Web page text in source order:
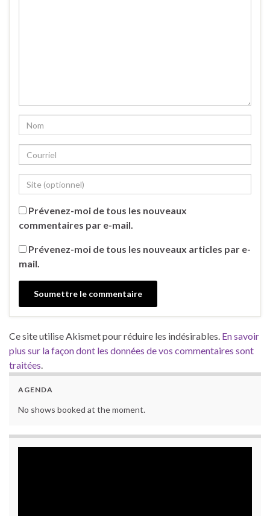
Prévenez-moi de tous les nouveaux
commentaires par e-mail.
Prévenez-moi de tous les nouveaux articles par e-
mail.
Ce site utilise Akismet pour réduire les indésirables. En savoir
plus sur la façon dont les données de vos commentaires sont
traitées.
AGENDA
No shows booked at the moment.